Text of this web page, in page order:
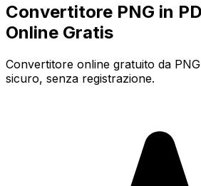
Convertitore PNG in
Online Gratis
Convertitore online gratuito da
sicuro, senza registrazione.